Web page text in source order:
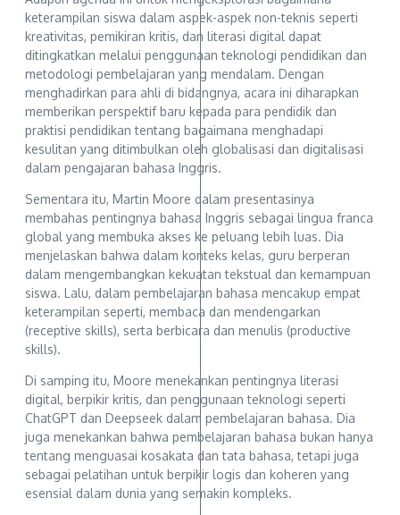
keterampilan siswa dalam aspek-aspek non-teknis seperti
kreativitas, pemikiran kritis, dan literasi digital dapat
ditingkatkan melalui penggunaan teknologi pendidikan dan
metodologi pembelajaran yang mendalam. Dengan
menghadirkan para ahli di bidangnya, acara ini diharapkan
memberikan perspektif baru kepada para pendidik dan
praktisi pendidikan tentang bagaimana menghadapi
kesulitan yang ditimbulkan oleh globalisasi dan digitalisasi
dalam pengajaran bahasa Inggris.
Sementara itu, Martin Moore dalam presentasinya
membahas pentingnya bahasa Inggris sebagai lingua franca
global yang membuka akses ke peluang lebih luas. Dia
menjelaskan bahwa dalam konteks kelas, guru berperan
dalam mengembangkan kekuatan tekstual dan kemampuan
siswa. Lalu, dalam pembelajaran bahasa mencakup empat
keterampilan seperti, membaca dan mendengarkan
(receptive skills), serta berbicara dan menulis (productive
skills).
Di samping itu, Moore menekankan pentingnya literasi
digital, berpikir kritis, dan penggunaan teknologi seperti
ChatGPT dan Deepseek dalam pembelajaran bahasa. Dia
juga menekankan bahwa pembelajaran bahasa bukan hanya
tentang menguasai kosakata dan tata bahasa, tetapi juga
sebagai pelatihan untuk berpikir logis dan koheren yang
esensial dalam dunia yang semakin kompleks.